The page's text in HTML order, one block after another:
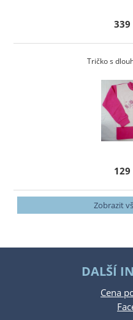
339
Tričko s
129
Zobrazit
DALŠÍ
Cena